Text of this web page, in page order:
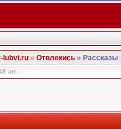
lubvi.ru»Отвлекись»Рассказы
am